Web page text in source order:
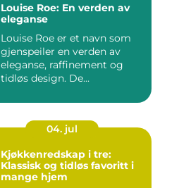
Louise Roe: En verden av
eleganse
Louise Roe er et navn som
gjenspeiler en verden av
eleganse, raffinement og
tidløs design. De...
04. jul
Kjøkkenredskap i tre:
Klassisk og tidløs favoritt i
mange hjem